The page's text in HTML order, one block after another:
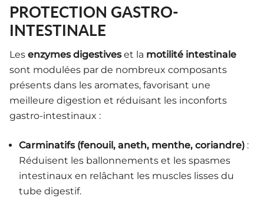
PROTECTION GASTRO-
INTESTINALE
Les enzymes digestiveset la motilité intestinale
sont modulées par de nombreux composants
présents dans les aromates, favorisant une
meilleure digestion et réduisant les inconforts
gastro-intestinaux :
Carminatifs (fenouil, aneth, menthe, coriandre) :
Réduisent les ballonnements et les spasmes
intestinaux en relâchant les muscles lisses du
tube digestif.